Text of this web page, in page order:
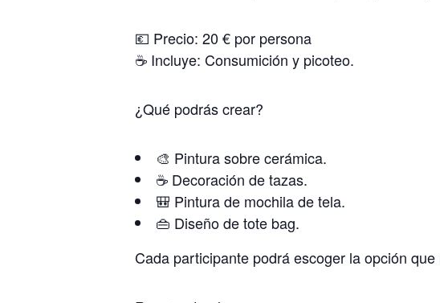
💶 Precio: 20 € por persona
☕ Incluye: Consumición y picoteo.
¿Qué podrás crear?
🎨 Pintura sobre cerámica.
☕ Decoración de tazas.
🎒 Pintura de mochila de tela.
👜 Diseño de tote bag.
Cada participante podrá escoger la opción